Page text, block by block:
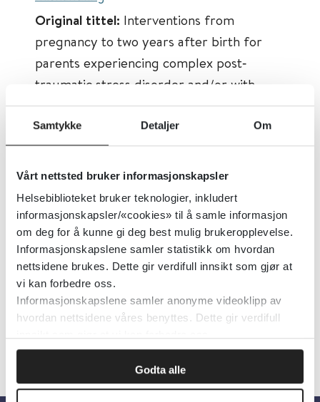
Samtykke Detaljer Om
Vårt nettsted bruker informasjonskapsler
Helsebiblioteket bruker teknologier, inkludert
informasjonskapsler/«cookies» til å samle informasjon
om deg for å kunne gi deg best mulig brukeropplevelse.
Informasjonskapslene samler statistikk om hvordan
nettsidene brukes. Dette gir verdifull innsikt som gjør at
vi kan forbedre oss.
Informasjonskapslene samler anonyme videoklipp av
hvordan nettsidene våres benyttes. Dette gir verdifull
Godta alle
Original tittel: Interventions from
pregnancy to two years after birth for
parents experiencing complex post‐
traumatic stress disorder and/or with
childhood experience of maltreatment
Sist faglig oppdatert:04.05.2023
overgrep
Emner:Traumer, stress og overgrep
Dokumenttype:Oppsummert forskning
Utgiver:Cochrane Library
Språk:Engelsk